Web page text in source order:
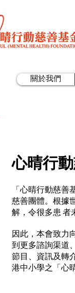
關於我們
心晴行
「心晴行動慈
慈善團體。根據
解，令很多患 者
因此，本會致力
到更多諮詢渠道
節目、資訊及轉
港中小學之「心